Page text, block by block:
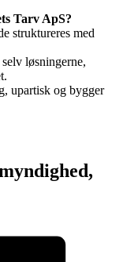
Tarv ApS?
struktureres med
løsningerne,
upartisk og bygger